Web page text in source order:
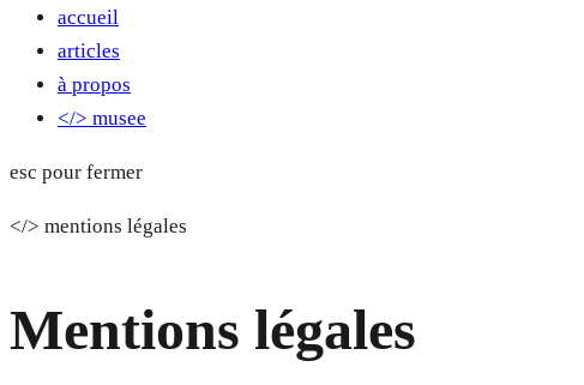
accueil
articles
à propos
</> musee
esc pour fermer
</> mentions légales
Mentions légales